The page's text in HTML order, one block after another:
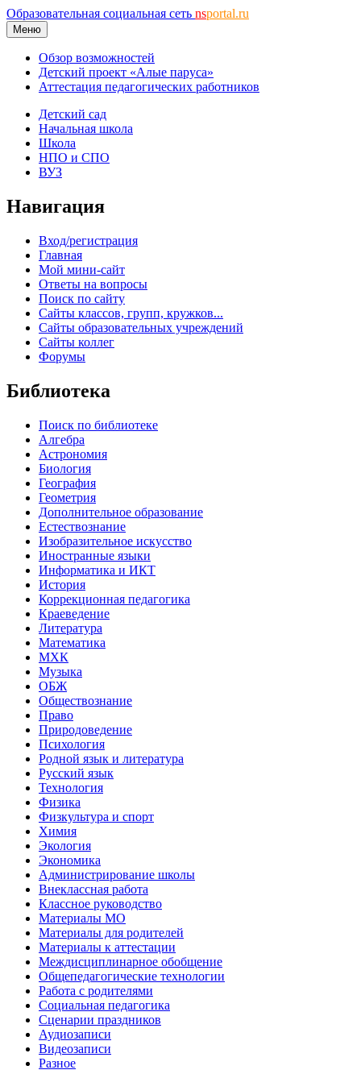
Образовательная социальная сеть nsportal.ru
Меню
Обзор возможностей
Детский проект «Алые паруса»
Аттестация педагогических работников
Детский сад
Начальная школа
Школа
НПО и СПО
ВУЗ
Навигация
Вход/регистрация
Главная
Мой мини-сайт
Ответы на вопросы
Поиск по сайту
Сайты классов, групп, кружков...
Сайты образовательных учреждений
Сайты коллег
Форумы
Библиотека
Поиск по библиотеке
Алгебра
Астрономия
Биология
География
Геометрия
Дополнительное образование
Естествознание
Изобразительное искусство
Иностранные языки
Информатика и ИКТ
История
Коррекционная педагогика
Краеведение
Литература
Математика
МХК
Музыка
ОБЖ
Обществознание
Право
Природоведение
Психология
Родной язык и литература
Русский язык
Технология
Физика
Физкультура и спорт
Химия
Экология
Экономика
Администрирование школы
Внеклассная работа
Классное руководство
Материалы МО
Материалы для родителей
Материалы к аттестации
Междисциплинарное обобщение
Общепедагогические технологии
Работа с родителями
Социальная педагогика
Сценарии праздников
Аудиозаписи
Видеозаписи
Разное